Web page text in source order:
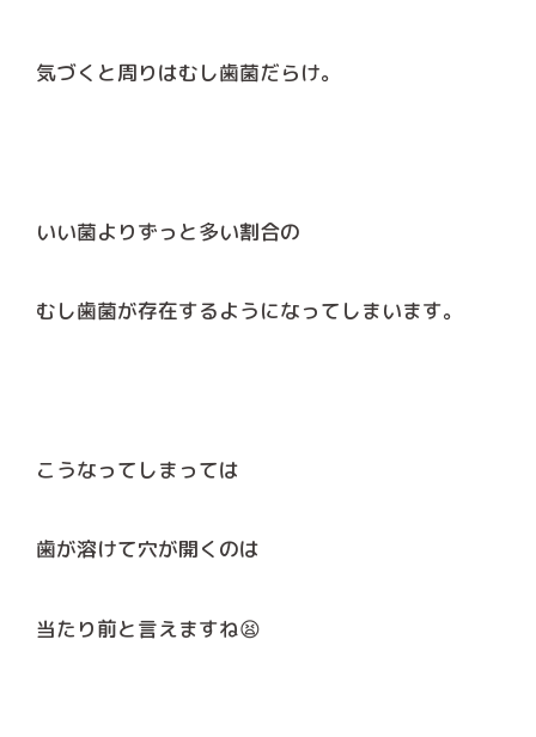
気づくと周りはむし歯菌だらけ。
いい菌よりずっと多い割合の
むし歯菌が存在するようになってしまいます。
こうなってしまっては
歯が溶けて穴が開くのは
当たり前と言えますね😫